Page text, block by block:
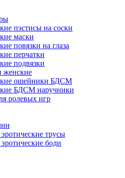
пэстисы на соски
маски
повязки на глаза
перчатки
подвязки
женские
ошейники БДСМ
БДСМ наручники
ролевых игр
трусы
боди